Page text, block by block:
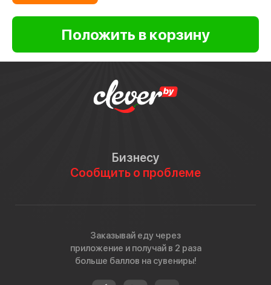
Бизнесу
Сообщить о проблеме
Заказывай еду через
приложение и получай в 2 раза
больше баллов на сувениры!